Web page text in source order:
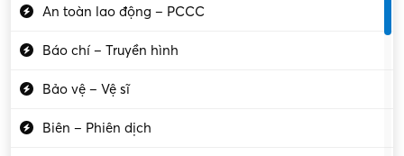
An toàn lao động – PCCC
Báo chí – Truyền hình
Bảo vệ – Vệ sĩ
Biên – Phiên dịch